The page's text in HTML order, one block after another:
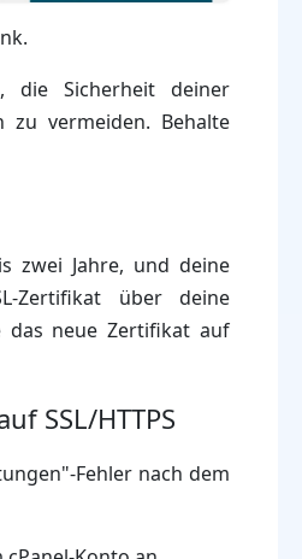
die Sicherheit deiner
zu vermeiden. Behalte
zwei Jahre, und deine
Zertifikat über deine
das neue Zertifikat auf
SSL/HTTPS
Fehler nach dem